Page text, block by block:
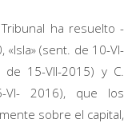
ha resuelto -
(sent. de 10-VI-
15-VII-2015) y C.
VI- 2016), que los
sobre el capital,